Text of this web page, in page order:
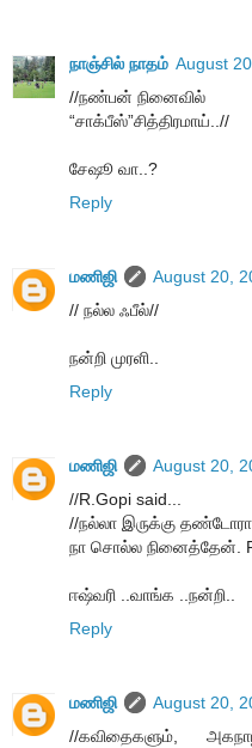
நாஞ்சில் நாதம் August
//நண்பன் நினைவில்
“சாக்பீஸ்”சித்திரமாய்..//
சேஷூ வா..?
Reply
மணிஜி
August 20,
// நல்ல ஃபீல்//
நன்றி முரளி..
Reply
மணிஜி
August 20,
//R.Gopi said...
//ந‌ல்லா இருக்கு
நா சொல்ல நினைத்தேன்.
ஈஷ்வரி ..வாங்க ..நன்றி..
Reply
மணிஜி
August 20,
//கவிதைகளும்,